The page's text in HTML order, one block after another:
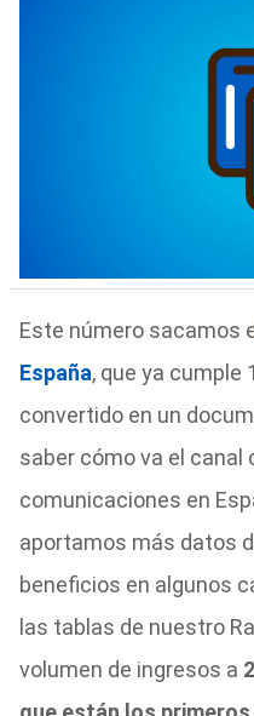
Este número sacamos
España, que ya cumple
convertido en un
saber cómo va el
comunicaciones en
aportamos más datos
beneficios en algunos
las tablas de nuestro
volumen de ingresos a